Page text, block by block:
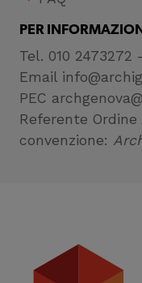
PER INFORMAZIONI
Tel. 010 2473272
Email
PEC
Referente
convenzione: